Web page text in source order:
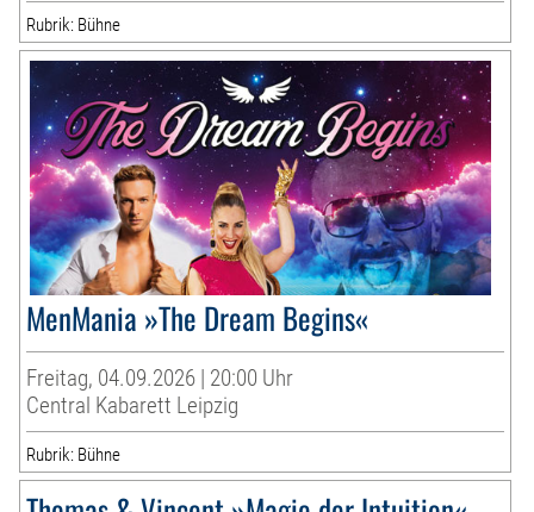
Rubrik: Bühne
MenMania »The Dream Begins«
Freitag, 04.09.2026 | 20:00 Uhr
Central Kabarett Leipzig
Rubrik: Bühne